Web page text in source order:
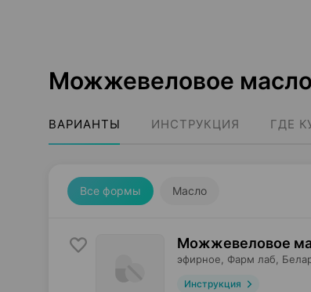
Можжевеловое
ВАРИАНТЫ ИНСТРУКЦИЯ ГДЕ
Все формы Масло
Можжевеловое
эфирное, Фарм лаб ,
Инструкция